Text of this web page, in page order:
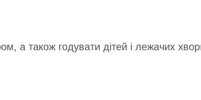
а також годувати дітей і лежачих